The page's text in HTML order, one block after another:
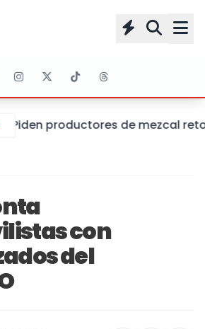
Piden productores de mezcal
con
del